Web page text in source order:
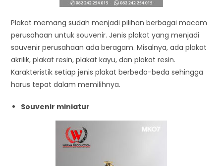
Plakat memang sudah menjadi pilihan berbagai macam
perusahaan untuk souvenir. Jenis plakat yang menjadi
souvenir perusahaan ada beragam. Misalnya, ada plakat
akrilik, plakat resin, plakat kayu, dan plakat resin.
Karakteristik setiap jenis plakat berbeda-beda sehingga
harus tepat dalam memilihnya.
Souvenir miniatur